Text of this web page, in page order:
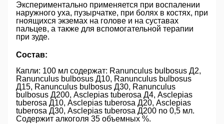
Экспериментально применяется при воспалении
наружного уха, пузырчатке, при болях в костях, при
гноящихся экземах на голове и на суставах
пальцев, а также для вспомогательной терапии
при зуде.
Состав:
Капли: 100 мл содержат: Ranunculus bulbosus Д2,
Ranunculus bulbosus Д10, Ranunculus bulbosus
Д15, Ranunculus bulbosus Д30, Ranunculus
bulbosus Д200, Asclepias tuberosa Д4, Asclepias
tuberosa Д10, Asclepias tuberosa Д20, Asclepias
tuberosa Д30, Asclepias tuberosa Д200 no 0,5 мл.
Содержит алкоголя 35 объемных %.